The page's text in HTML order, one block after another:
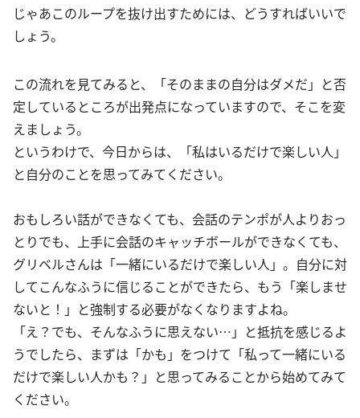
じゃあこのループを抜け出すためには、どうすればいいで
しょう。
この流れを見てみると、「そのままの自分はダメだ」と否
定しているところが出発点になっていますので、そこを変
えましょう。
というわけで、今日からは、「私はいるだけで楽しい人」
と自分のことを思ってみてください。
おもしろい話ができなくても、会話のテンポが人よりおっ
とりでも、上手に会話のキャッチボールができなくても、
グリベルさんは「一緒にいるだけで楽しい人」。自分に対
してこんなふうに信じることができたら、もう「楽しませ
ないと！」と強制する必要がなくなりますよね。
「え？でも、そんなふうに思えない…」と抵抗を感じるよ
うでしたら、まずは「かも」をつけて「私って一緒にいる
だけで楽しい人かも？」と思ってみることから始めてみて
ください。